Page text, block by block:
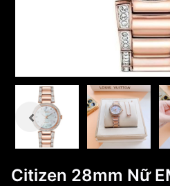
Citizen 28mm Nữ